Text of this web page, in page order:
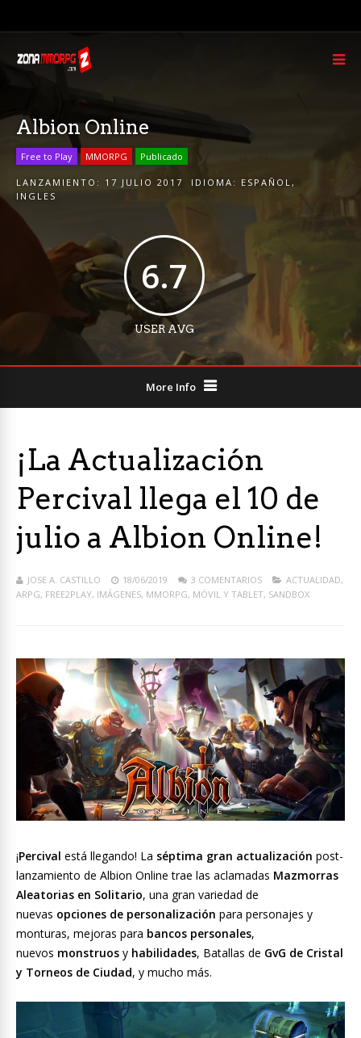
Albion Online
Free to Play MMORPG Publicado
LANZAMIENTO: 17 JULIO 2017 IDIOMA: ESPAÑOL,
INGLES
6.7
USER AVG
More Info
¡La Actualización
Percival llega el 10 de
julio a Albion Online!
JOSE A. CASTILLO 18/06/2019 3 COMENTARIOS ACTUALIDAD,
ARPG, FREE2PLAY, IMÁGENES, MMORPG, MÓVIL Y TABLET, SANDBOX
¡Percival está llegando! La séptima gran actualización post-
lanzamiento de Albion Online trae las aclamadas Mazmorras
Aleatorias en Solitario, una gran variedad de
nuevas opciones de personalización para personajes y
monturas, mejoras para bancos personales,
nuevos monstruos y habilidades, Batallas de GvG de Cristal
y Torneos de Ciudad, y mucho más.